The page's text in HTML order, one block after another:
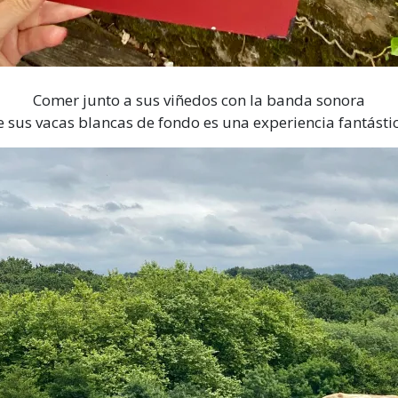
Comer junto a sus viñedos con la banda sonora
sus vacas blancas de fondo es una experiencia